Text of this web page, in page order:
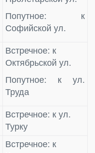
Попутное: к
Софийской ул.
Встречное: к
Октябрьской ул.
Попутное: к ул.
Труда
Встречное: к ул.
Турку
Встречное: к